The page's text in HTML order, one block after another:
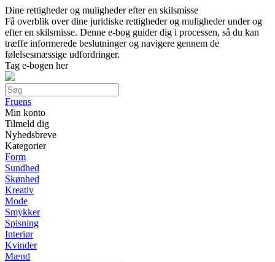
Dine rettigheder og muligheder efter en skilsmisse
Få overblik over dine juridiske rettigheder og muligheder under og
efter en skilsmisse. Denne e-bog guider dig i processen, så du kan
træffe informerede beslutninger og navigere gennem de
følelsesmæssige udfordringer.
Tag e-bogen her
Fruens
Min konto
Tilmeld dig
Nyhedsbreve
Kategorier
Form
Sundhed
Skønhed
Kreativ
Mode
Smykker
Spisning
Interiør
Kvinder
Mænd